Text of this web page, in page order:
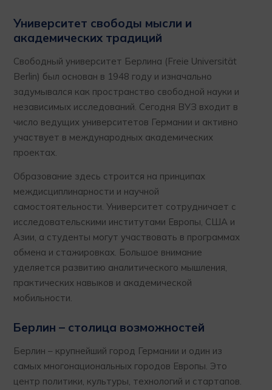
Университет свободы мысли и
академических традиций
Свободный университет Берлина (Freie Universität
Berlin) был основан в 1948 году и изначально
задумывался как пространство свободной науки и
независимых исследований. Сегодня ВУЗ входит в
число ведущих университетов Германии и активно
участвует в международных академических
проектах.
Образование здесь строится на принципах
междисциплинарности и научной
самостоятельности. Университет сотрудничает с
исследовательскими институтами Европы, США и
Азии, а студенты могут участвовать в программах
обмена и стажировках. Большое внимание
уделяется развитию аналитического мышления,
практических навыков и академической
мобильности.
Берлин – столица возможностей
Берлин – крупнейший город Германии и один из
самых многонациональных городов Европы. Это
центр политики, культуры, технологий и стартапов.